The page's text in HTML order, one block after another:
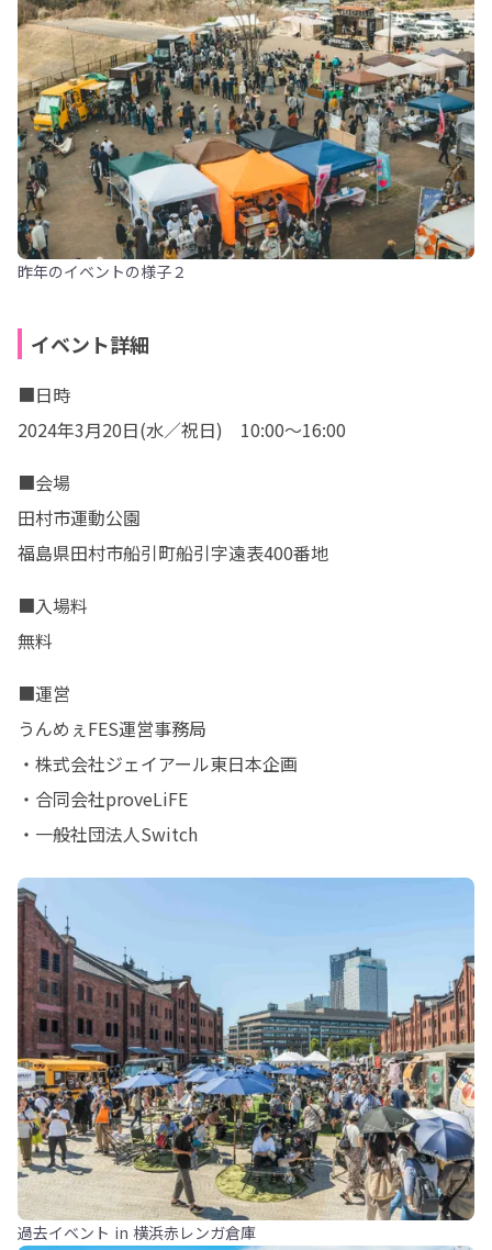
昨年のイベントの様子２
イベント詳細
■日時
2024年3月20日(水／祝日)　10:00～16:00
■会場
田村市運動公園
福島県田村市船引町船引字遠表400番地
■入場料
無料
■運営
うんめぇFES運営事務局
・株式会社ジェイアール東日本企画
・合同会社proveLiFE
・一般社団法人Switch
過去イベント in 横浜赤レンガ倉庫